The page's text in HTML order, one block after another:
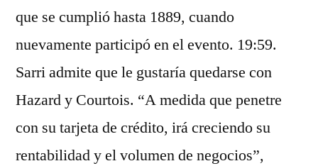
que se cumplió hasta 1889, cuando
nuevamente participó en el evento. 19:59.
Sarri admite que le gustaría quedarse con
Hazard y Courtois. “A medida que penetre
con su tarjeta de crédito, irá creciendo su
rentabilidad y el volumen de negocios”,